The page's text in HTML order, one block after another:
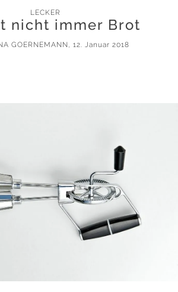
LECKER
nicht immer Brot
GOERNEMANN , 12. Januar 2018